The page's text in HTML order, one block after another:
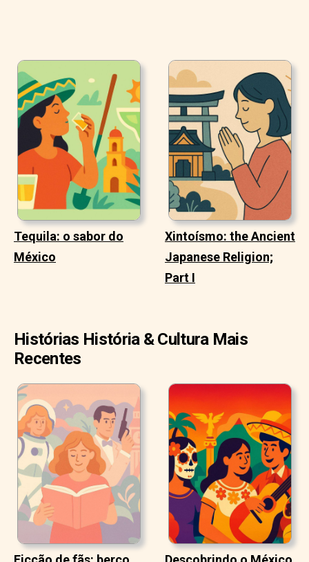
Tequila: o sabor do
México
Xintoísmo: the Ancient
Japanese Religion;
Part I
Histórias História & Cultura Mais
Recentes